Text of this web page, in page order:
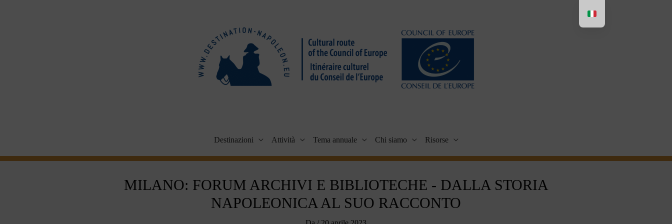
Destinazioni Attività Tema annuale Chi siamo Risorse
MILANO: FORUM ARCHIVI E BIBLIOTECHE - DALLA STORIA
NAPOLEONICA AL SUO RACCONTO